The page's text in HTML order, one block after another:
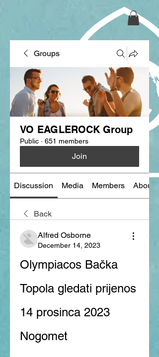
Groups
VO EAGLEROCK Group
Public · 651 members
Join
Discussion Media Members About
Back
Alfred Osborne
December 14, 2023
Olympiacos Bačka
Topola gledati prijenos
14 prosinca 2023
Nogomet